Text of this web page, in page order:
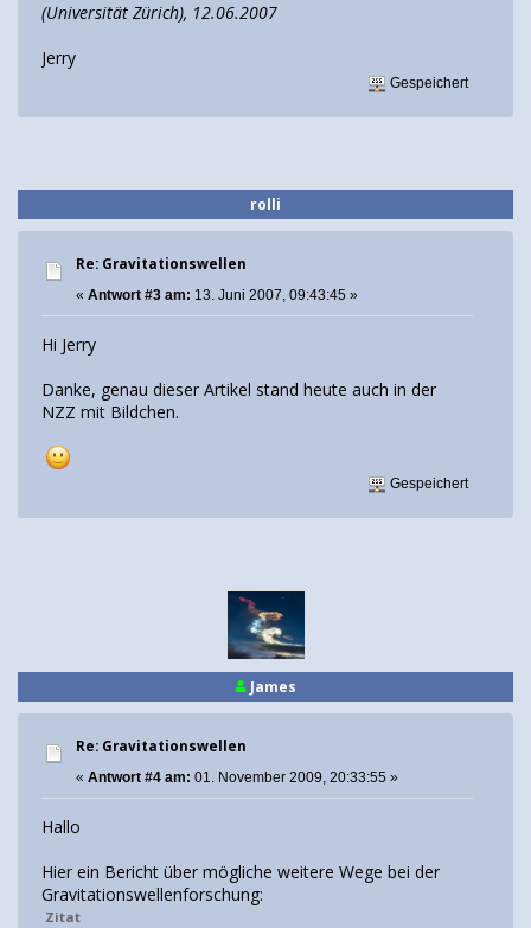
(Universität Zürich), 12.06.2007
Jerry
Gespeichert
rolli
Re: Gravitationswellen
« Antwort #3 am: 13. Juni 2007, 09:43:45 »
Hi Jerry
Danke, genau dieser Artikel stand heute auch in der
NZZ mit Bildchen.
Gespeichert
James
Re: Gravitationswellen
« Antwort #4 am: 01. November 2009, 20:33:55 »
Hallo
Hier ein Bericht über mögliche weitere Wege bei der
Gravitationswellenforschung:
Zitat